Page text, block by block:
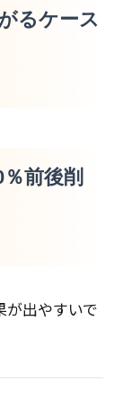
るケース
前後削
出やすいで